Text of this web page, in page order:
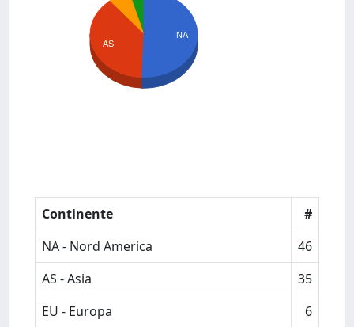
AS
NA
Continente
#
NA - Nord America
46
AS - Asia
35
EU - Europa
6